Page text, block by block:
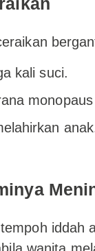
kali suci.
iddah